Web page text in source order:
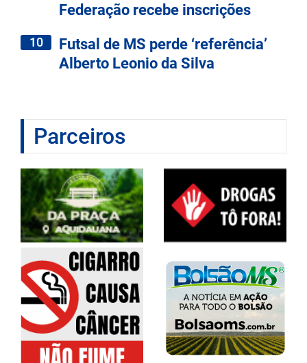
Federação recebe inscrições
10
Futsal de MS perde ‘referência’
Alberto Leonio da Silva
Parceiros